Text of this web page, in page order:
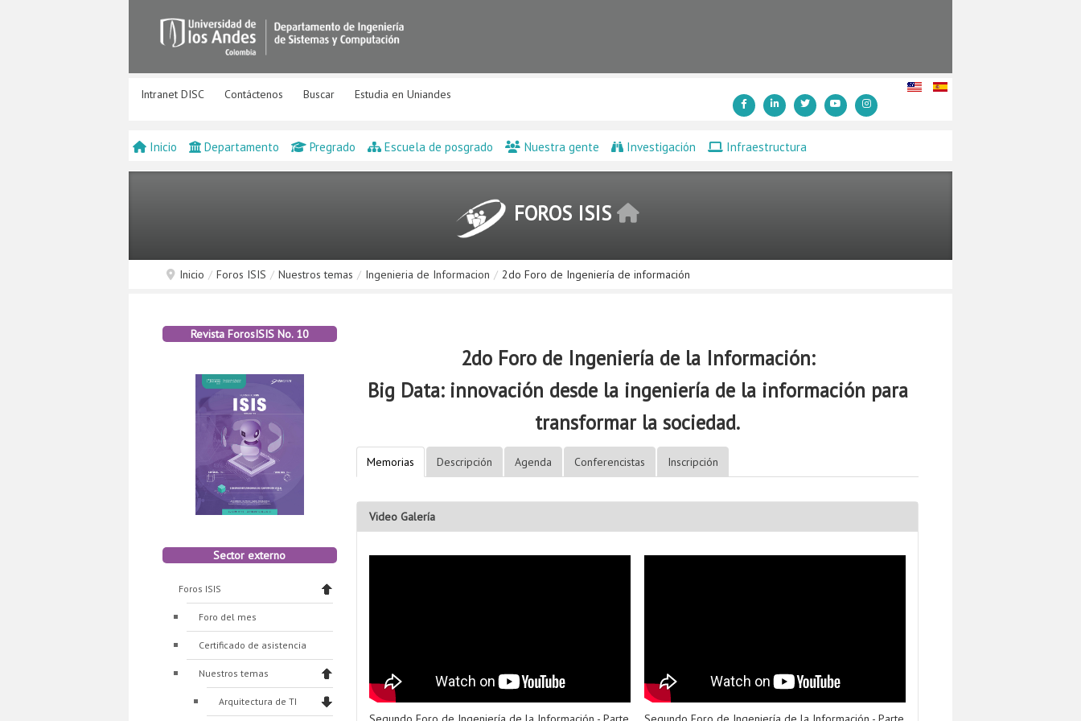
Intranet DISC Contáctenos Buscar Estudia en Uniandes
Inicio Departamento Pregrado Escuela de posgrado Nuestra gente Investigación Infraestructura
FOROS ISIS
Inicio / Foros ISIS / Nuestros temas / Ingenieria de Informacion / 2do Foro de Ingeniería de información
Revista ForosISIS No. 10
Sector externo
Foros ISIS
Foro del mes
Certificado de asistencia
Nuestros temas
Arquitectura de TI
2do Foro de Ingeniería de la Información:
Big Data: innovación desde la ingeniería de la información para
transformar la sociedad.
Memorias Descripción Agenda Conferencistas Inscripción
Video Galería